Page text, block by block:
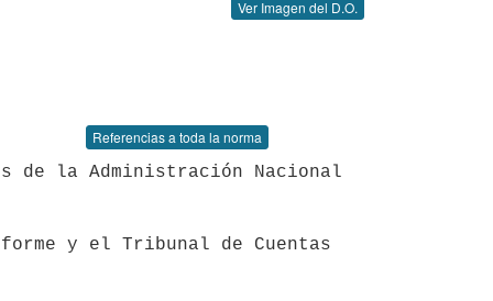
Ver Imagen del D.O.
Referencias a toda la norma